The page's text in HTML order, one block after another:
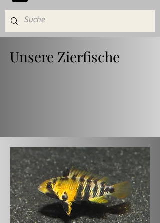
Unsere Zierfische